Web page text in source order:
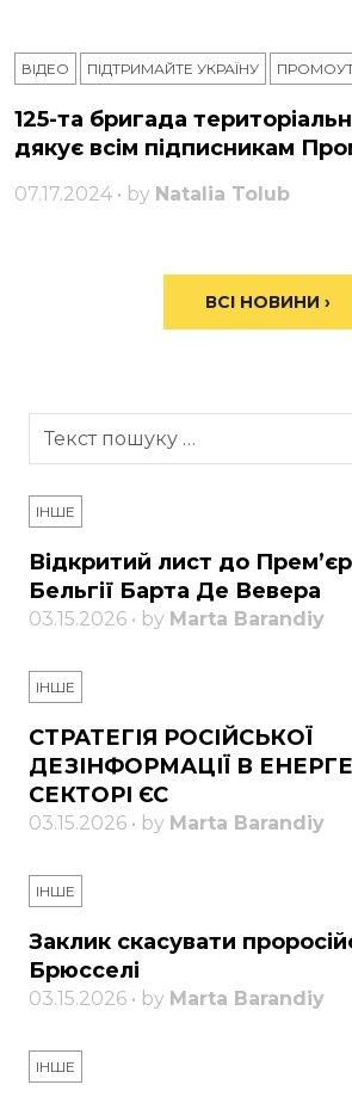
ВІДЕО ПІДТРИМАЙТЕ УКРАЇНУ
125-та бригада
дякує всім підписникам
07.17.2024 • by Natalia Tolub
ВСІ НОВИНИ ›
ІНШЕ
Відкритий лист до
Бельгії Барта Де Вевера
03.15.2026 • by Marta Barandiy
ІНШЕ
СТРАТЕГІЯ РОСІЙСЬКОЇ
ДЕЗІНФОРМАЦІЇ В
СЕКТОРІ ЄС
03.15.2026 • by Marta Barandiy
ІНШЕ
Заклик скасувати
Брюсселі
03.15.2026 • by Marta Barandiy
ІНШЕ